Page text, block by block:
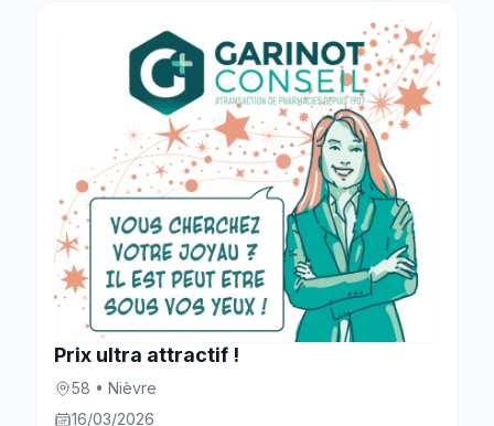
Prix ultra attractif !
58 • Nièvre
16/03/2026